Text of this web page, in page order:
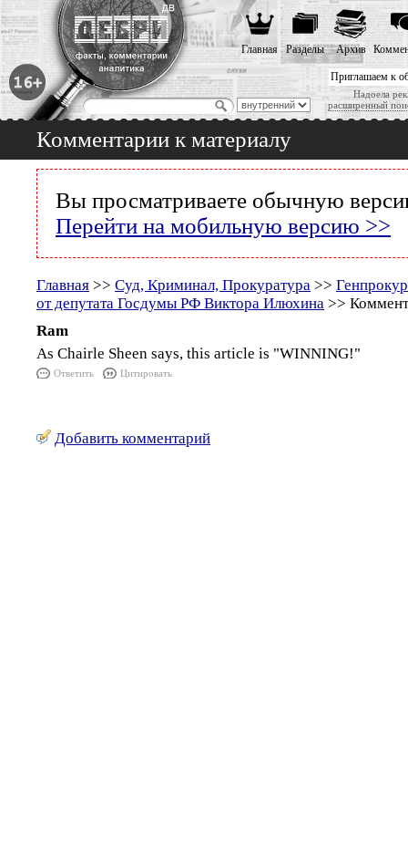
Приглашаем к
Надоела
расширенный
Главная Разделы Архив
Комментарии к материалу
Вы просматриваете обычную
Перейти на мобильную версию >>
Главная >> Суд, Криминал, Прокуратура >>
от депутата Госдумы РФ Виктора Илюхина >>
Ram
As Chairle Sheen says, this article is "WINNING!"
Ответить Цитировать
Добавить комментарий